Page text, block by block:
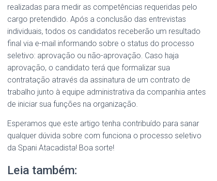
realizadas para medir as competências requeridas pelo
cargo pretendido. Após a conclusão das entrevistas
individuais, todos os candidatos receberão um resultado
final via e-mail informando sobre o status do processo
seletivo: aprovação ou não-aprovação. Caso haja
aprovação, o candidato terá que formalizar sua
contratação através da assinatura de um contrato de
trabalho junto à equipe administrativa da companhia antes
de iniciar sua funções na organização.
Esperamos que este artigo tenha contribuído para sanar
qualquer dúvida sobre com funciona o processo seletivo
da Spani Atacadista! Boa sorte!
Leia também: